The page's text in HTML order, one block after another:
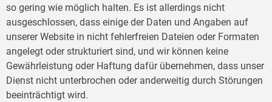
so gering wie möglich halten. Es ist allerdings nicht
ausgeschlossen, dass einige der Daten und Angaben auf
unserer Website in nicht fehlerfreien Dateien oder Formaten
angelegt oder strukturiert sind, und wir können keine
Gewährleistung oder Haftung dafür übernehmen, dass unser
Dienst nicht unterbrochen oder anderweitig durch Störungen
beeinträchtigt wird.